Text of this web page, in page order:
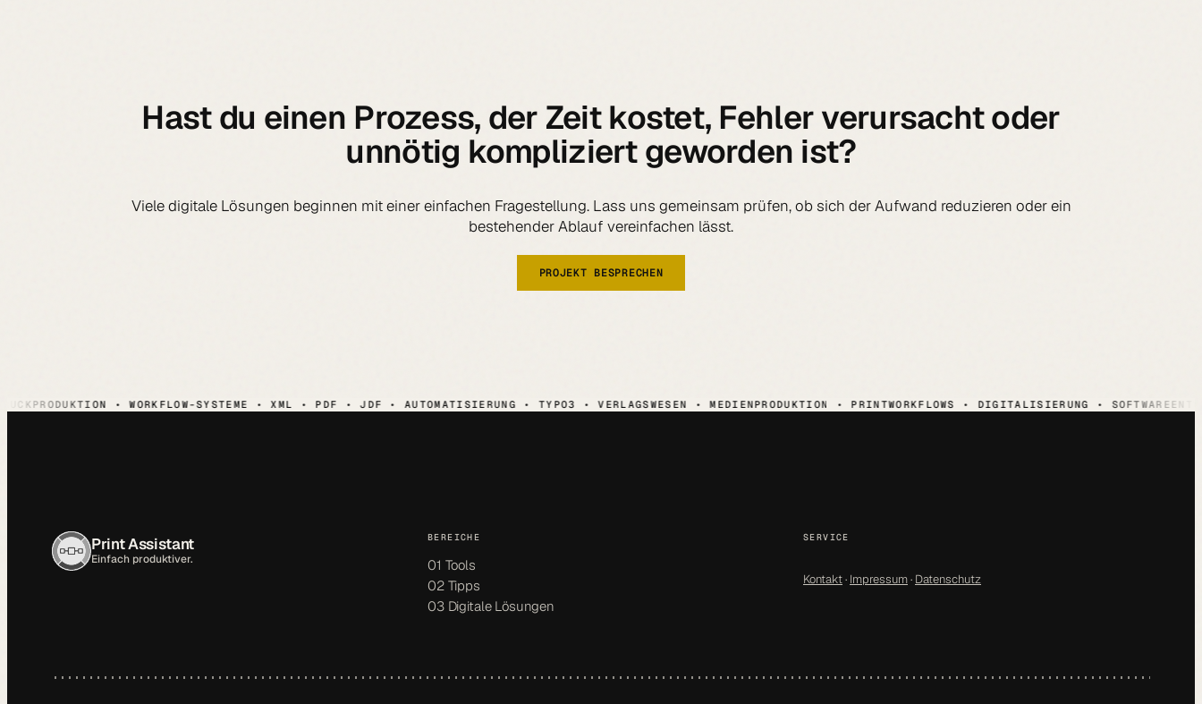
Hast du einen Prozess, der Zeit kostet, Fehler verursacht oder
unnötig kompliziert geworden ist?
Viele digitale Lösungen beginnen mit einer einfachen Fragestellung. Lass uns gemeinsam prüfen, ob sich der Aufwand reduzieren oder ein
bestehender Ablauf vereinfachen lässt.
PROJEKT BESPRECHEN
• WORKFLOW-SYSTEME • XML • PDF • JDF • AUTOMATISIERUNG • TYPO3 • VERLAGSWESEN • MEDIENPRODUKTION • PRINTWORKFLOWS • DIGITALISIERUNG •
Print Assistant
Einfach produktiver.
BEREICHE
01 Tools
02 Tipps
03 Digitale Lösungen
SERVICE
Kontakt· Impressum· Datenschutz